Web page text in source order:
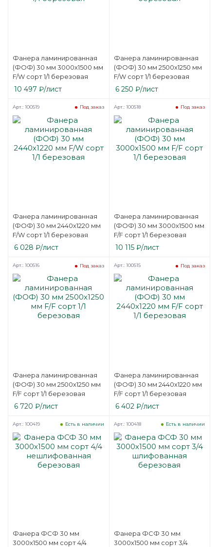
Фанера ламинированная
(ФОФ) 30 мм 3000х1500 мм
F/W сорт 1/1 березовая
10 497 ₽/лист
Фанера ламинированная
(ФОФ) 30 мм 2500х1250 мм
F/W сорт 1/1 березовая
6 250 ₽/лист
Фанера ламинированная
(ФОФ) 30 мм 2440х1220 мм
F/W сорт 1/1 березовая
Под заказ
Арт.: 100519
6 028 ₽/лист
Фанера ламинированная
(ФОФ) 30 мм 3000х1500 мм
F/F сорт 1/1 березовая
Под заказ
Арт.: 100518
10 115₽/лист
Фанера ламинированная
(ФОФ) 30 мм 2500х1250 мм
F/F сорт 1/1 березовая
Под заказ
Арт.: 100516
6 720 ₽/лист
Фанера ламинированная
(ФОФ) 30 мм 2440х1220 мм
F/F сорт 1/1 березовая
Под заказ
Арт.: 100515
6 402 ₽/лист
Фанера ФСФ 30 мм
3000х1500 мм сорт 4/4
Есть в наличии
Арт.: 100419
Фанера ФСФ 30 мм
3000х1500 мм сорт 3/4
Есть в наличии
Арт.: 100418